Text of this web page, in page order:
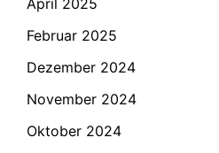
April 2025
Februar 2025
Dezember 2024
November 2024
Oktober 2024